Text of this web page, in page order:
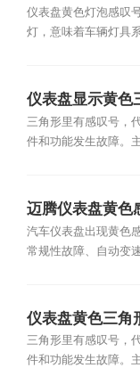
仪表盘黄色灯泡感叹
灯，意味着车辆灯具
仪表盘显示黄色
意思？
三角形里有感叹号，
件和功能发生故障。
迈腾仪表盘黄色
汽车仪表盘出现黄色
常规性故障、自动变
仪表盘黄色三角
思？
三角形里有感叹号，
件和功能发生故障。